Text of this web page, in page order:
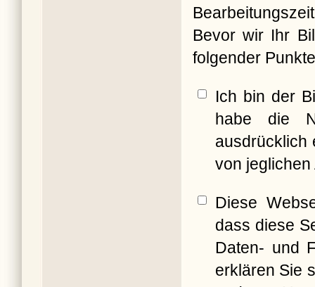
Bevor wir Ihr
folgender
Ich bin der
habe die
ausdrücklich
von
Diese
dass diese
Daten- und
erklären Sie